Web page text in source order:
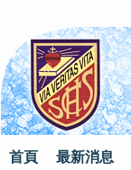
首頁 最新消息